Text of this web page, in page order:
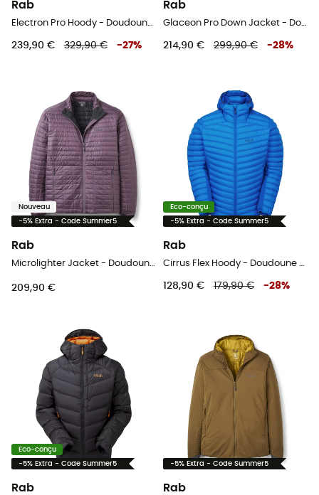
Rab
Electron Pro Hoody - Doudoune homme
239,90 € 329,90 € -27%
Rab
Glaceon Pro Down Jacket - Doudoune homme
214,90 € 299,90 € -28%
Nouveau
-5% Extra - Code Summer5
Rab
209,90 €
Eco-conçu
-5% Extra - Code Summer5
Rab
128,90 € 179,90 € -28%
Eco-conçu
-5% Extra - Code Summer5
Rab
-5% Extra - Code Summer5
Rab